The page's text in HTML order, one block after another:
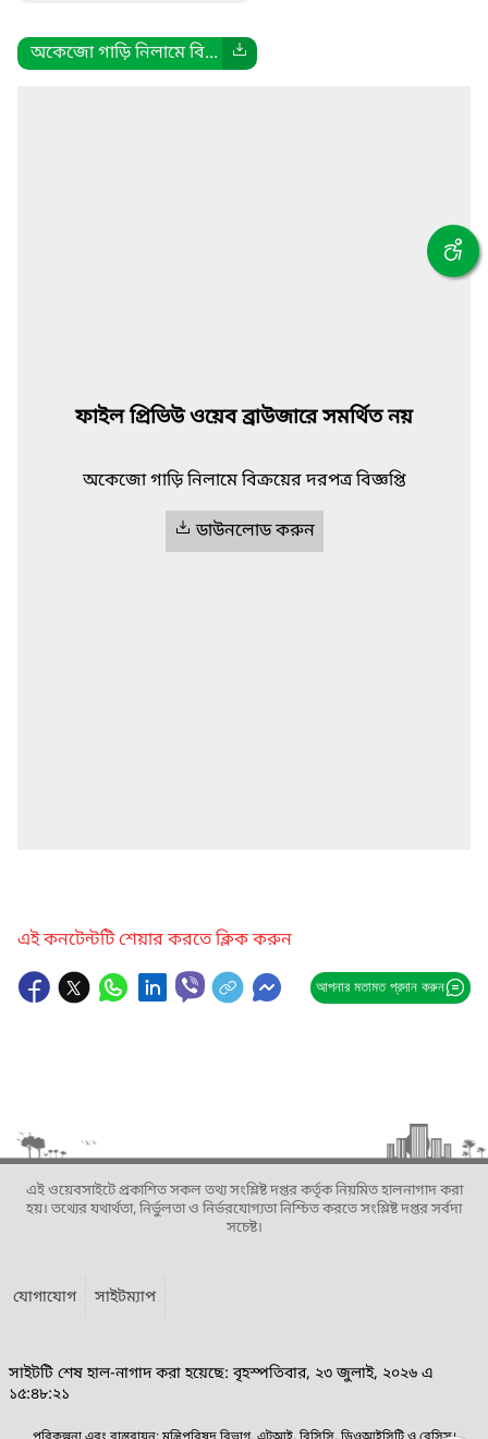
অকেজো গাড়ি নিলামে বি...
ফাইল প্রিভিউ ওয়েব ব্রাউজারে সমর্থিত নয়
অকেজো গাড়ি নিলামে বিক্রয়ের দরপত্র বিজ্ঞপ্তি
ডাউনলোড করুন
এই কনটেন্টটি শেয়ার করতে ক্লিক করুন
আপনার মতামত প্রদান করুন
এই ওয়েবসাইটে প্রকাশিত সকল তথ্য সংশ্লিষ্ট দপ্তর কর্তৃক নিয়মিত হালনাগাদ করা
হয়। তথ্যের যথার্থতা, নির্ভুলতা ও নির্ভরযোগ্যতা নিশ্চিত করতে সংশ্লিষ্ট দপ্তর সর্বদা
সচেষ্ট।
যোগাযোগ সাইটম্যাপ
সাইটটি শেষ হাল-নাগাদ করা হয়েছে: বৃহস্পতিবার, ২৩ জুলাই, ২০২৬ এ
১৫:৪৮:২১